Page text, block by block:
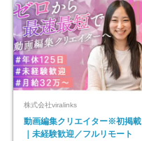
株式会社viralinks
動画編集クリエイター※初掲載
｜未経験歓迎／フルリモート